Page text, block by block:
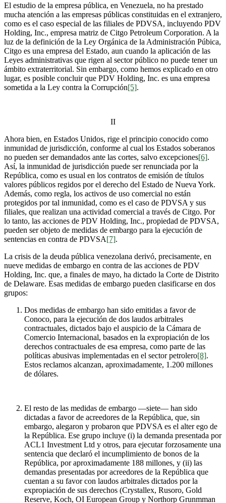
El estudio de la empresa pública, en Venezuela, no ha prestado
mucha atención a las empresas públicas constituidas en el extranjero,
como es el caso especial de las filiales de PDVSA, incluyendo PDV
Holding, Inc., empresa matriz de Citgo Petroleum Corporation. A la
luz de la definición de la Ley Orgánica de la Administración Púbica,
Citgo es una empresa del Estado, aun cuando la aplicación de las
Leyes administrativas que rigen al sector público no puede tener un
ámbito extraterritorial. Sin embargo, como hemos explicado en otro
lugar, es posible concluir que PDV Holding, Inc. es una empresa
sometida a la Ley contra la Corrupción[5].
II
Ahora bien, en Estados Unidos, rige el principio conocido como
inmunidad de jurisdicción, conforme al cual los Estados soberanos
no pueden ser demandados ante las cortes, salvo excepciones[6].
Así, la inmunidad de jurisdicción puede ser renunciada por la
República, como es usual en los contratos de emisión de títulos
valores públicos regidos por el derecho del Estado de Nueva York.
Además, como regla, los activos de uso comercial no están
protegidos por tal inmunidad, como es el caso de PDVSA y sus
filiales, que realizan una actividad comercial a través de Citgo. Por
lo tanto, las acciones de PDV Holding, Inc., propiedad de PDVSA,
pueden ser objeto de medidas de embargo para la ejecución de
sentencias en contra de PDVSA[7].
La crisis de la deuda pública venezolana derivó, precisamente, en
nueve medidas de embargo en contra de las acciones de PDV
Holding, Inc. que, a finales de mayo, ha dictado la Corte de Distrito
de Delaware. Esas medidas de embargo pueden clasificarse en dos
grupos:
Dos medidas de embargo han sido emitidas a favor de
Conoco, para la ejecución de dos laudos arbitrales
contractuales, dictados bajo el auspicio de la Cámara de
Comercio Internacional, basados en la expropiación de los
derechos contractuales de esa empresa, como parte de las
políticas abusivas implementadas en el sector petrolero[8].
Estos reclamos alcanzan, aproximadamente, 1.200 millones
de dólares.
El resto de las medidas de embargo —siete— han sido
dictadas a favor de acreedores de la República, que, sin
embargo, alegaron y probaron que PDVSA es el alter ego de
la República. Ese grupo incluye (i) la demanda presentada por
ACL1 Investment Ltd y otros, para ejecutar forzosamente una
sentencia que declaró el incumplimiento de bonos de la
República, por aproximadamente 188 millones, y (ii) las
demandas presentadas por acreedores de la República que
cuentan a su favor con laudos arbitrales dictados por la
expropiación de sus derechos (Crystallex, Rusoro, Gold
Reserve, Koch, OI European Group y Northorp Grunmman